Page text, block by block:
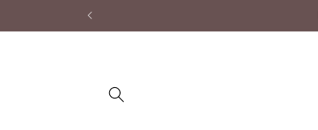
naar de content